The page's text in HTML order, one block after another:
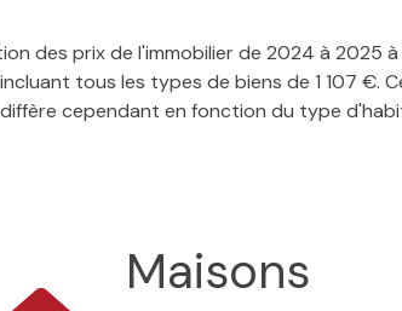
des prix de l'immobilier de 2024 à 2025
tous les types de biens de 1 107 €.
cependant en fonction du type
Maisons